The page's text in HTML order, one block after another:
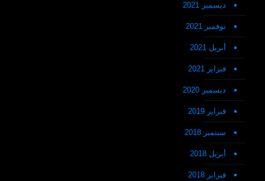
ديسمبر 2021
نوفمبر 2021
أبريل 2021
فبراير 2021
ديسمبر 2020
فبراير 2019
سبتمبر 2018
أبريل 2018
فبراير 2018